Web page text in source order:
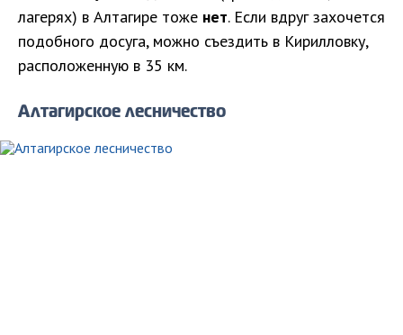
лагерях) в Алтагире тоже нет. Если вдруг захочется
подобного досуга, можно съездить в Кирилловку,
расположенную в 35 км.
Алтагирское лесничество